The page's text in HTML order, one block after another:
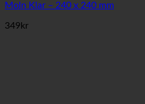
Moln Klar – 240 x 240 mm
349 kr